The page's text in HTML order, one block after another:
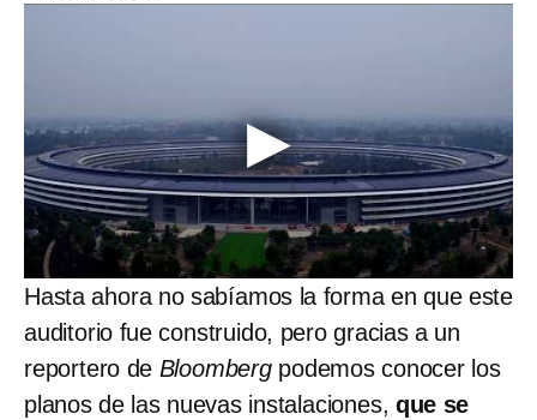
Hasta ahora no sabíamos la forma en que este
auditorio fue construido, pero gracias a un
reportero de Bloombergpodemos conocer los
planos de las nuevas instalaciones, que se